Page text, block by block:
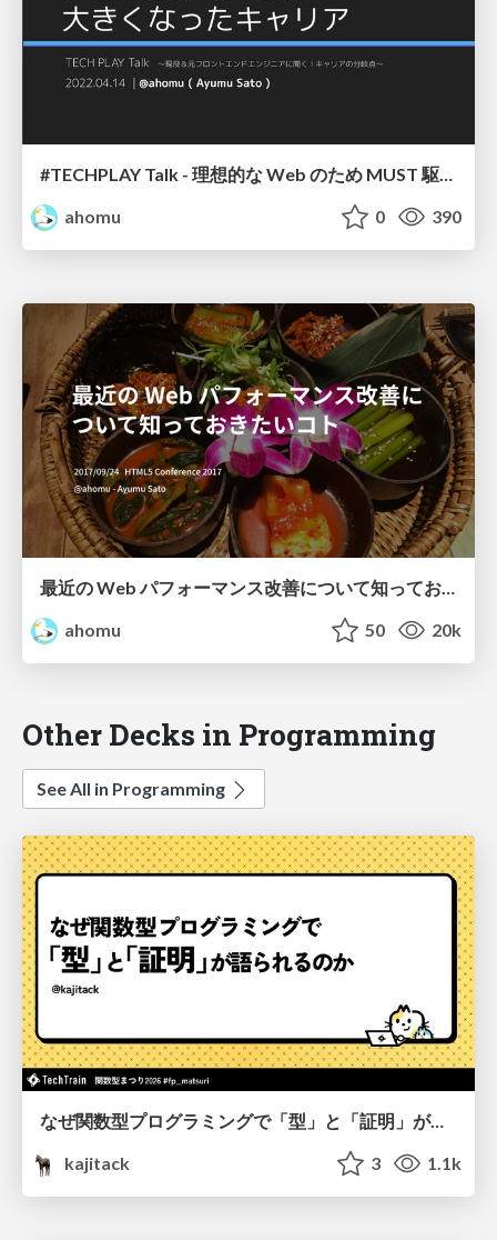
#TECHPLAY Talk - 理想的な Web のため MUST 駆動で主語が大きくなったキャリア
ahomu
0 390
最近の Web パフォーマンス改善について知っておきたいコト
ahomu
50 20k
Other Decks in Programming
See All in Programming
なぜ関数型プログラミングで「型」と「証明」が語られるのか #fp_matsuri
kajitack
3 1.1k